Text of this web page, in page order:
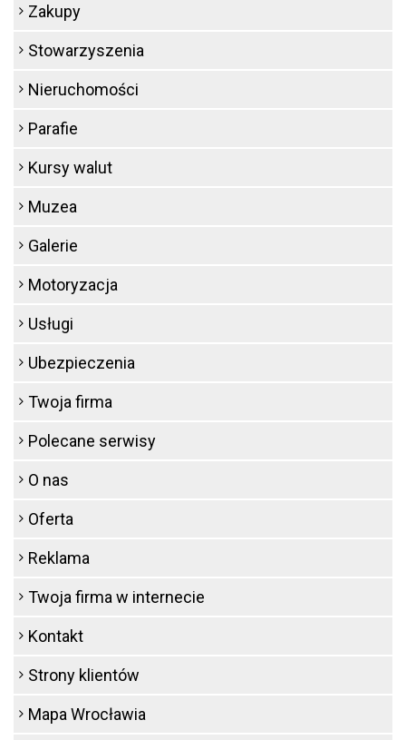
Zakupy
Stowarzyszenia
Nieruchomości
Parafie
Kursy walut
Muzea
Galerie
Motoryzacja
Usługi
Ubezpieczenia
Twoja firma
Polecane serwisy
O nas
Oferta
Reklama
Twoja firma w internecie
Kontakt
Strony klientów
Mapa Wrocławia